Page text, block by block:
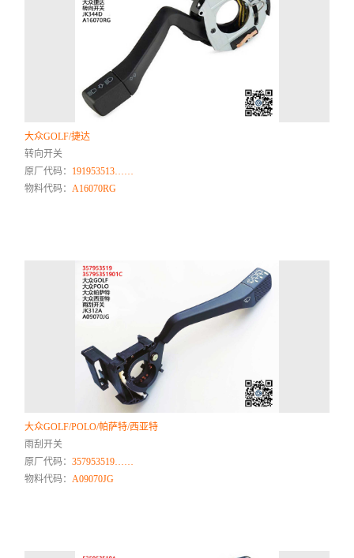
大众GOLF/捷达
转向开关
原厂代码： 191953513……
物料代码： A16070RG
大众GOLF/POLO/帕萨特/西亚特
雨刮开关
原厂代码：357953519……
物料代码： A09070JG